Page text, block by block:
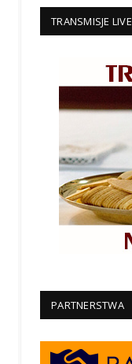
TRANSMISJE LIVE
PARTNERSTWA